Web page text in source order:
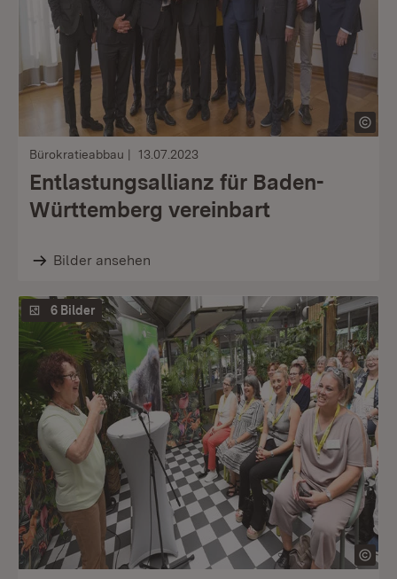
Bürokratieabbau 13.07.2023
Entlastungsallianz für Baden-
Württemberg vereinbart
Bilder ansehen
6 Bilder